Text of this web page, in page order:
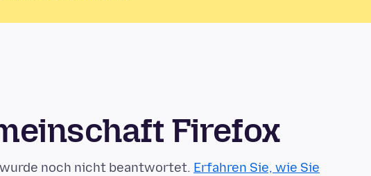
Firefox
noch nicht beantwortet. Erfahren Sie, wie Sie